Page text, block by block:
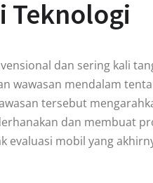
Teknologi
dan sering kali
wawasan mendalam
tersebut
dan membuat
evaluasi mobil yang